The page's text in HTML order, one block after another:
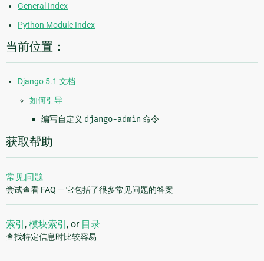
General Index
Python Module Index
当前位置：
Django 5.1 文档
如何引导
编写自定义 django-admin 命令
获取帮助
常见问题
尝试查看 FAQ — 它包括了很多常见问题的答案
索引 , 模块索引 , or 目录
查找特定信息时比较容易